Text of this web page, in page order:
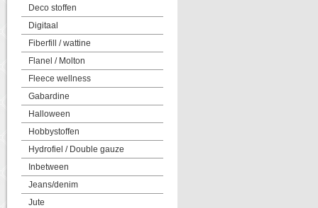
Deco stoffen
Digitaal
Fiberfill / wattine
Flanel / Molton
Fleece wellness
Gabardine
Halloween
Hobbystoffen
Hydrofiel / Double gauze
Inbetween
Jeans/denim
Jute